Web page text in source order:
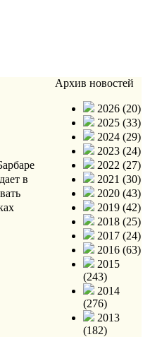
в
Архив новостей
2026 (20)
2025 (33)
2024 (29)
2023 (24)
2022 (27)
2021 (30)
2020 (43)
2019 (42)
2018 (25)
2017 (24)
2016 (63)
2015
(243)
2014
(276)
2013
(182)